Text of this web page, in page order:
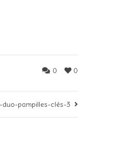
0
0
duo-pampilles-clés-3